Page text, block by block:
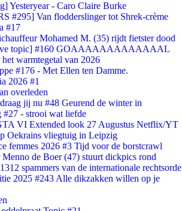
Yesteryear - Caro Claire Burke
#295] Van flodderslinger tot Shrek-crème
#17
Mohamed M. (35) rijdt fietster dood
topic] #160 GOAAAAAAAAAAAAAL
warmtegetal van 2026
#176 - Met Ellen ten Damme.
2026 #1
overleden
jij nu #48 Geurend de winter in
#27 - strooi wat liefde
VI Extended look 27 Augustus Netflix/YT
Oekrains vliegtuig in Leipzig
femmes 2026 #3 Tijd voor de borstcrawl
de Boer (47) stuurt dickpics rond
spammers van de internationale rechtsorde
2025 #243 Alle dikzakken willen op je